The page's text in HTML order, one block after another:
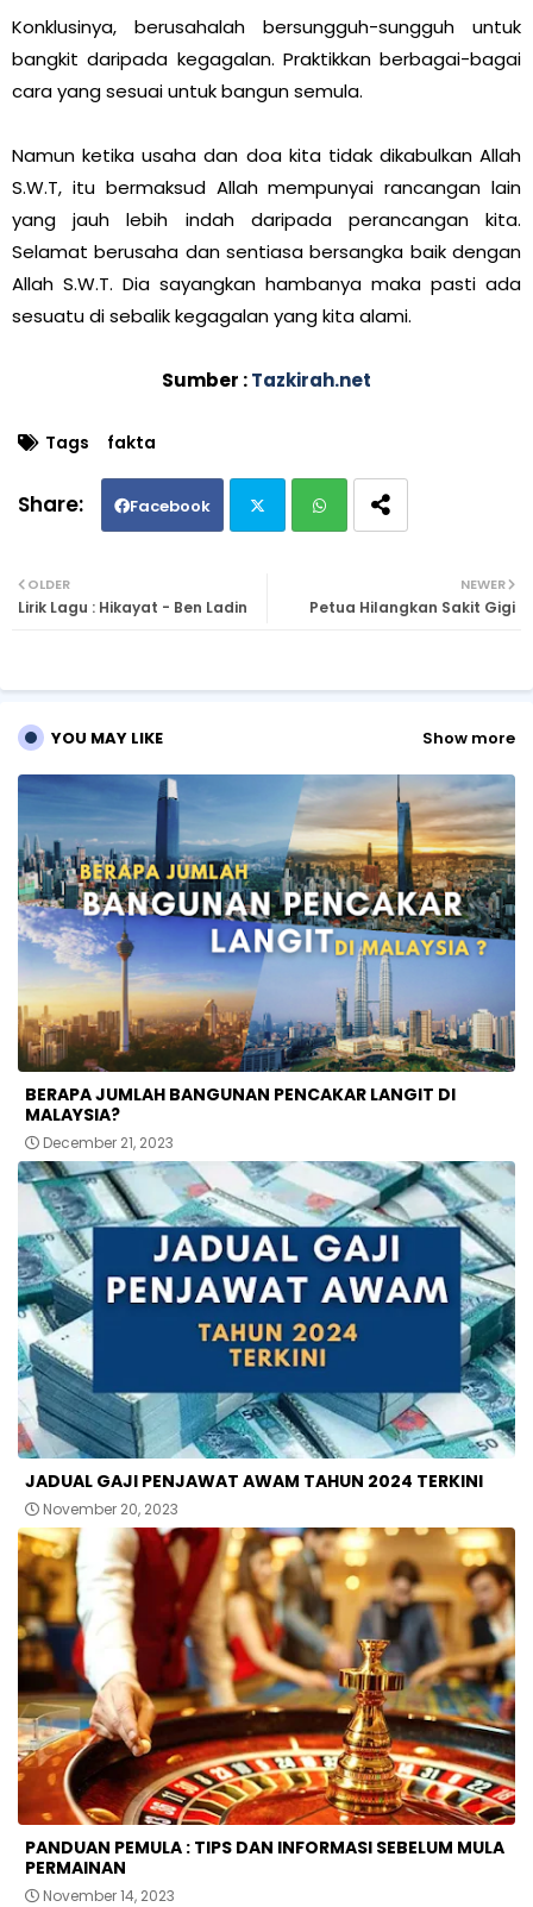
Konklusinya, berusahalah bersungguh-sungguh untuk
bangkit daripada kegagalan. Praktikkan berbagai-bagai
cara yang sesuai untuk bangun semula.
Namun ketika usaha dan doa kita tidak dikabulkan Allah
S.W.T, itu bermaksud Allah mempunyai rancangan lain
yang jauh lebih indah daripada perancangan kita.
Selamat berusaha dan sentiasa bersangka baik dengan
Allah S.W.T. Dia sayangkan hambanya maka pasti ada
sesuatu di sebalik kegagalan yang kita alami.
Sumber :Tazkirah.net
Tags fakta
Facebook
tte ats
NEWER
Petua Hilangkan Sakit Gigi
OLDER
Lirik Lagu : Hikayat - Ben Ladin
YOU MAY LIKE Show more
BERAPA JUMLAH BANGUNAN PENCAKAR LANGIT DI
MALAYSIA?
December 21, 2023
JADUAL GAJI PENJAWAT AWAM TAHUN 2024 TERKINI
November 20, 2023
PANDUAN PEMULA : TIPS DAN INFORMASI SEBELUM MULA
PERMAINAN
November 14, 2023